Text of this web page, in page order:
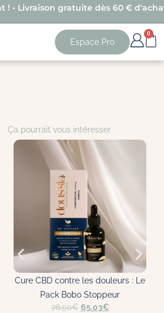
Livraison gratuite dès 60 €
0
Espace Pro
Ça pourrait vous intéresser
Cure CBD contre les douleurs : Le
Pack Bobo Stoppeur
76.50€ 65.03€